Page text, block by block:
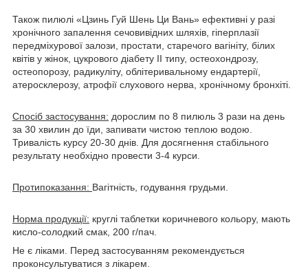
Також пилюлі «Цзинь Гуй Шень Ци Вань» ефективні у разі
хронічного запалення сечовивідних шляхів, гіперплазії
передміхурової залози, простати, старечого вагініту, білих
квітів у жінок, цукрового діабету ІІ типу, остеохондрозу,
остеопорозу, радикуліту, облітеривальному ендартерії,
атеросклерозу, атрофії слухового нерва, хронічному бронхіті.
Спосіб застосування: дорослим по 8 пилюль 3 рази на день
за 30 хвилин до їди, запивати чистою теплою водою.
Тривалість курсу 20-30 днів. Для досягнення стабільного
результату необхідно провести 3-4 курси.
Протипоказання: Вагітність, годування грудьми.
Норма продукції: круглі таблетки коричневого кольору, мають
кисло-солодкий смак, 200 г/пач.
Не є ліками. Перед застосуванням рекомендується
проконсультуватися з лікарем.